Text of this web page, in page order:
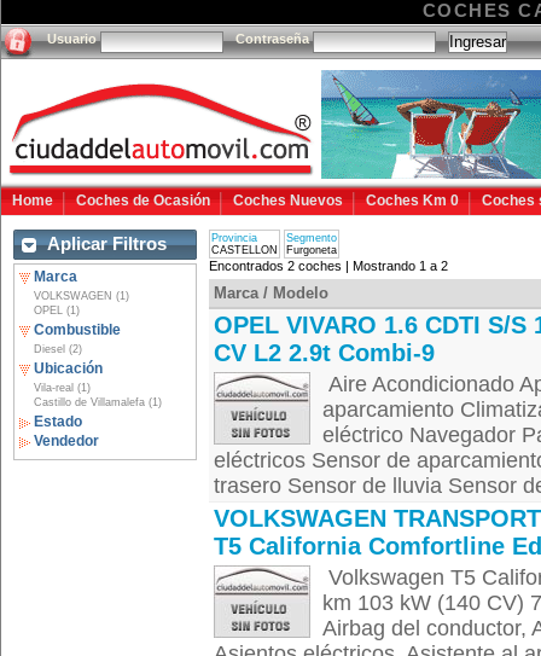
COCHES
Usuario Contraseña
Home Coches de Ocasión Coches Nuevos Coches Km 0 Coches
Aplicar Filtros
Marca
VOLKSWAGEN (1)
OPEL (1)
Combustible
Diesel (2)
Ubicación
Vila-real (1)
Castillo de Villamalefa (1)
Estado
Vendedor
Provincia
CASTELLON
Segmento
Furgoneta
Encontrados 2 coches | Mostrando 1 a 2
Marca / Modelo
OPEL VIVARO 1.6 CDTI S/S
CV L2 2.9t Combi-9
Aire Acondicionado
aparcamiento
eléctrico Navegador
eléctricos Sensor de
trasero Sensor de lluvia Sensor
VOLKSWAGEN
T5 California Comfortline
Volkswagen T5
km 103 kW (140 CV)
Airbag del conductor,